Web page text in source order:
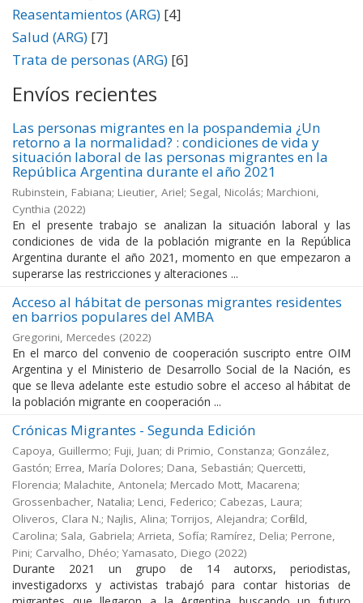
Reasentamientos (ARG) [4]
Salud (ARG) [7]
Trata de personas (ARG) [6]
Envíos recientes
Las personas migrantes en la pospandemia ¿Un
retorno a la normalidad? : condiciones de vida y
situación laboral de las personas migrantes en la
República Argentina durante el año 2021
Rubinstein, Fabiana; Lieutier, Ariel; Segal, Nicolás; Marchioni,
Cynthia (2022)
En el presente trabajo se analizan la situación laboral y las
condiciones de vida de la población migrante en la República
Argentina durante el año 2021, momento en que empezaron a
superarse las restricciones y alteraciones ...
Acceso al hábitat de personas migrantes residentes
en barrios populares del AMBA
Gregorini, Mercedes (2022)
En el marco del convenio de cooperación suscripto entre OIM
Argentina y el Ministerio de Desarrollo Social de la Nación, es
que se lleva adelante este estudio sobre el acceso al hábitat de
la población migrante en cooperación ...
Crónicas Migrantes - Segunda Edición
Capoya, Guillermo; Fuji, Juan; di Primio, Constanza; González,
Gastón; Errea, María Dolores; Dana, Sebastián; Quercetti,
Florencia; Malachite, Antonela; Mercado Mott, Macarena;
Grossenbacher, Natalia; Lenci, Federico; Cabezas, Laura;
Oliveros, Clara N.; Najlis, Alina; Torrijos, Alejandra; Corfield,
Carolina; Sala, Gabriela; Arrieta, Sofía; Ramírez, Delia; Perrone,
Pini; Carvalho, Dhéo; Yamasato, Diego (2022)
Durante 2021 un grupo de 14 autorxs, periodistas,
investigadorxs y activistas trabajó para contar historias de